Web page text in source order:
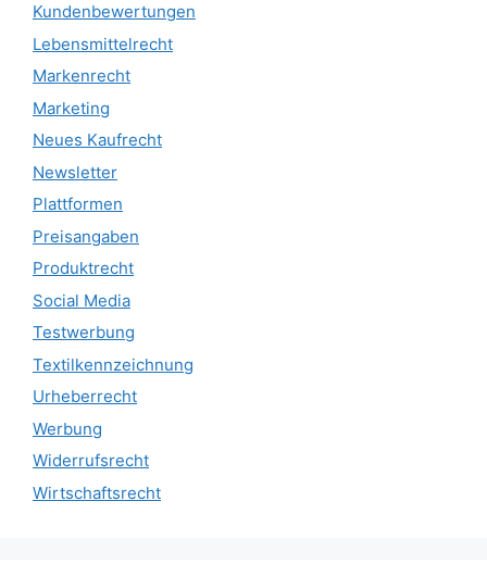
Kundenbewertungen
Lebensmittelrecht
Markenrecht
Marketing
Neues Kaufrecht
Newsletter
Plattformen
Preisangaben
Produktrecht
Social Media
Testwerbung
Textilkennzeichnung
Urheberrecht
Werbung
Widerrufsrecht
Wirtschaftsrecht